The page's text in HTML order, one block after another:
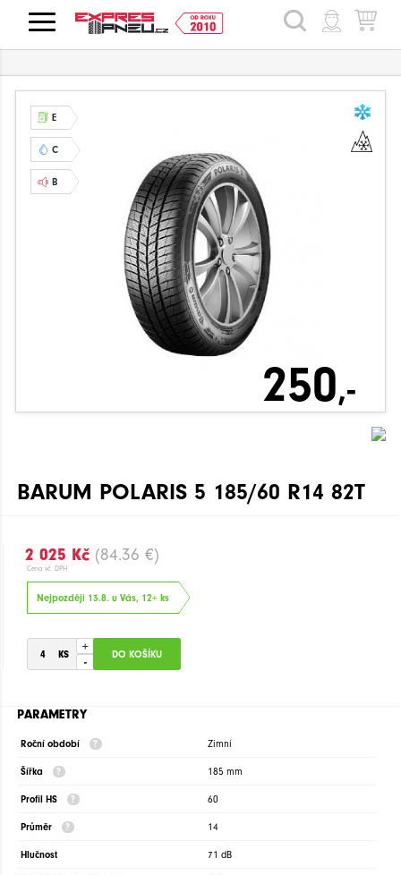
HLEDAT
E
C
B
250,-
BARUM POLARIS 5 185/60 R14 82T
2 025 Kč (84.36 €)
Cena vč. DPH
Nejpozději 13.8. u Vás, 12+ ks
+
-
PARAMETRY
Roční období Zimní
Šířka 185 mm
Profil HS 60
Průměr 14
Hlučnost 71 dB